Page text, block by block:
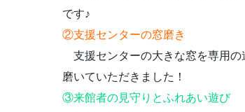
です♪
②支援センターの窓磨き
支援センターの大きな窓を専用の
磨いていただきました！
③来館者の見守りとふれあい遊び